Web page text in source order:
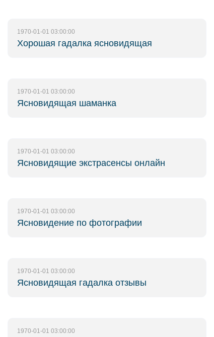
1970-01-01 03:00:00
Хорошая гадалка ясновидящая
1970-01-01 03:00:00
Ясновидящая шаманка
1970-01-01 03:00:00
Ясновидящие экстрасенсы онлайн
1970-01-01 03:00:00
Ясновидение по фотографии
1970-01-01 03:00:00
Ясновидящая гадалка отзывы
1970-01-01 03:00:00